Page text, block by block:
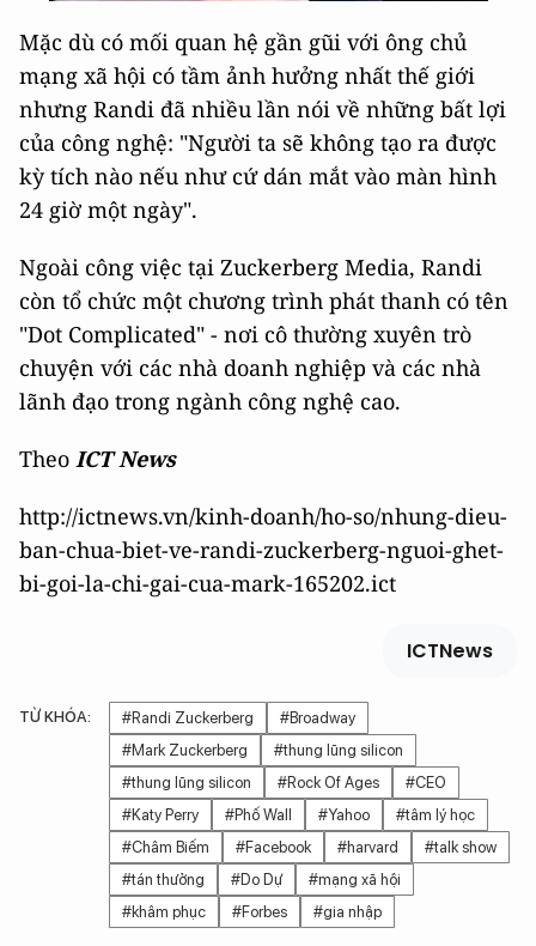
Mặc dù có mối quan hệ gần gũi với ông chủ
mạng xã hội có tầm ảnh hưởng nhất thế giới
nhưng Randi đã nhiều lần nói về những bất lợi
của công nghệ: "Người ta sẽ không tạo ra được
kỳ tích nào nếu như cứ dán mắt vào màn hình
24 giờ một ngày".
Ngoài công việc tại Zuckerberg Media, Randi
còn tổ chức một chương trình phát thanh có tên
"Dot Complicated" - nơi cô thường xuyên trò
chuyện với các nhà doanh nghiệp và các nhà
lãnh đạo trong ngành công nghệ cao.
Theo ICT News
http://ictnews.vn/kinh-doanh/ho-so/nhung-dieu-
ban-chua-biet-ve-randi-zuckerberg-nguoi-ghet-
bi-goi-la-chi-gai-cua-mark-165202.ict
ICTNews
TỪ KHÓA: #Randi Zuckerberg
#Broadway
#Mark Zuckerberg
#thung lũng silicon
#thung lũng silicon
#Rock Of Ages
#CEO
#Katy Perry
#Phố Wall #Yahoo
#tâm lý học
#Châm Biếm
#Facebook #harvard
#talk show
#tán thưởng
#Do Dự
#mạng xã hội
#khâm phục
#Forbes #gia nhập